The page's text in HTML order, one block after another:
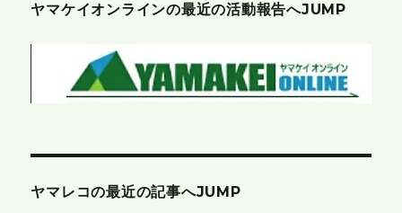
ヤマケイオンラインの最近の活動報告へJUMP
ヤマレコの最近の記事へJUMP